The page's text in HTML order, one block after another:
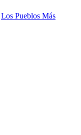
Los Pueblos Más